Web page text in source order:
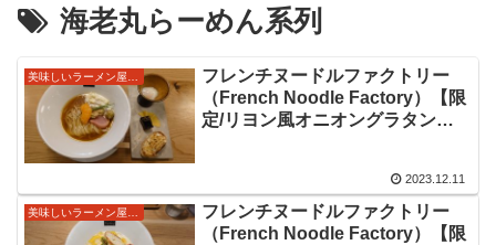
海老丸らーめん系列
フレンチヌードルファクトリー
（French Noodle Factory）【限
定/リヨン風オニオングラタンら
オンスープだけでも美味しいので
すが味変要素アリの美味しい限定
をいただきました。
2023.12.11
美味しいラーメン屋さん
フレンチヌードルファクトリー
（French Noodle Factory）【限